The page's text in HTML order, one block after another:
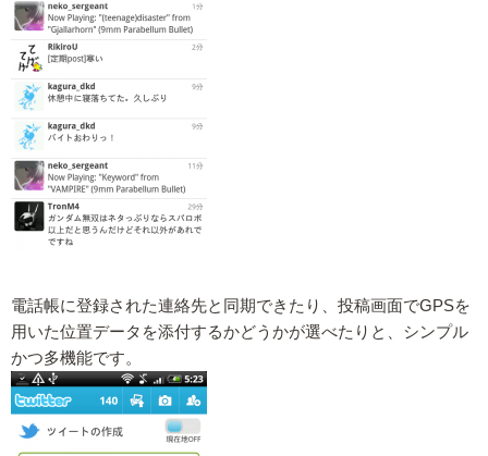
電話帳に登録された連絡先と同期できたり、投稿画面でGPSを
用いた位置データを添付するかどうかが選べたりと、シンプル
かつ多機能です。